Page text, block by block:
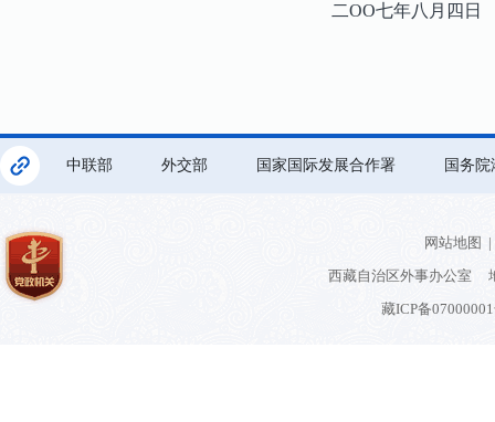
二OO七年八月四日
中联部 外交部 国家国际发展合作署 国务
网站地图 |
西藏自治区外事办公室
藏ICP备